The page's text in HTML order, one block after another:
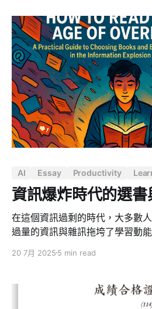
做」，而是「你知不知道該做什麼」。 如果一個
不知道自己在幹嘛，只是等別人
下的 Task 做完，AI 只會讓這種
要一個人站在中間接收指令再執
AI，連這個「人類中繼站」都不需要了。 相反
個人腦袋裡本來就有一條清楚的
有自己的問題意識，AI 只是放大
去十個人做的事。執行力外包給
責。 這也是我想起聖嚴法師開示「方向感」的原因。 聖
嚴法師所說的「
AI Essay Productivity
資訊爆炸時代的選
在這個資訊過剩的時代，大多數
過量的資訊與雜訊拖垮了學習動
慣死於某本「買了卻看不下去」
在於閱讀本身，而在於我們沒學會如
文章，透過《每個人都有一本命
20 7月 2025 5 min read